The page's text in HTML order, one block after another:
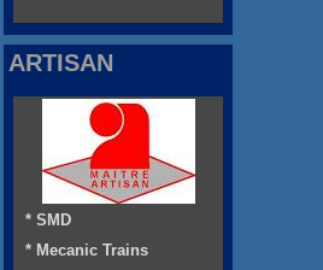
ARTISAN
* SMD
* Mecanic Trains